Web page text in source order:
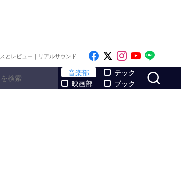
とレビュー｜リアルサウンド Like on Facebook
Follow on x
Follow on
Follow
音楽部
映画部
テック
ブック